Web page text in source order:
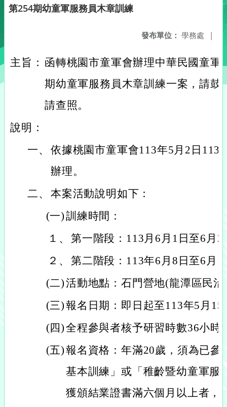
第254期幼童軍服務員木章訓練
發布單位： 學務處 |
主旨： 函轉桃園市童軍會辦理中華民國童軍
期幼童軍服務員木章訓練一案，請鼓
請查照。
說明：
一、 依據桃園市童軍會113年5月2日113
辦理。
二、 本案活動說明如下：
(一)訓練時間：
１、 第一階段：113月6月1日至6月
２、 第二階段：113年6月8日至6月
(二)活動地點：石門營地(龍潭區民
(三)報名日期：即日起至113年5月
(四)全程參與者核予研習時數36小時
(五)報名資格：年滿20歲，須為已參
基本訓練」或「稚齡暨幼童軍服
獲頒結業證書滿六個月以上者，